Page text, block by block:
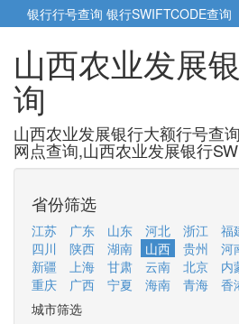
银行行号查询 银行SWIFTCODE查询
山西农业发展
询
山西农业发展银行大额行号查
网点查询,山西农业发展银行
省份筛选
江苏 广东 山东 河北 浙江 福
四川
陕西 湖南 山西 贵州 河
新疆
上海 甘肃 云南 北京 内
重庆
广西 宁夏 海南 青海 香
城市筛选